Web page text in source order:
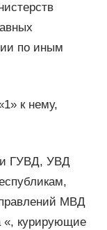
по иным
к нему,
ГУВД, УВД
МВД
«, курирующие